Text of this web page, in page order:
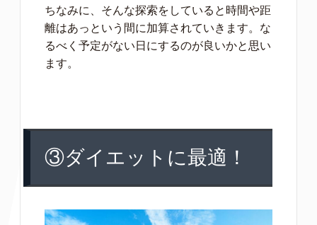
ちなみに、そんな探索をしていると時間や距
離はあっという間に加算されていきます。な
るべく予定がない日にするのが良いかと思い
ます。
③ダイエットに最適！